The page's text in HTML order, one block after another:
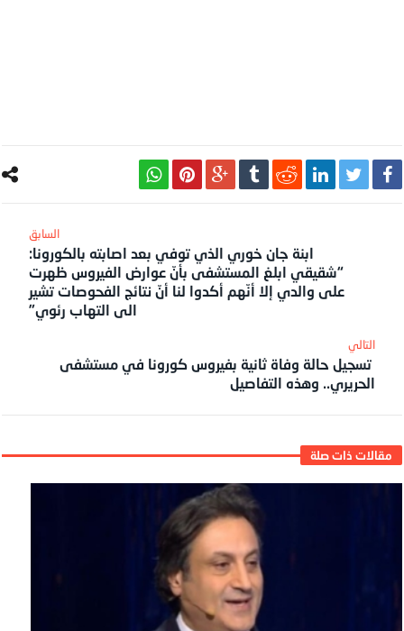
ابنة جان خوري الذي توفي بعد اصابته بالكورونا:
“شقيقي ابلغ المستشفى بأنّ عوارض الفيروس ظهرت
على والدي إلا أنّهم أكدوا لنا أنّ نتائج الفحوصات تشير
الى التهاب رئوي”
‎التالي
تسجيل حالة وفاة ثانية بفيروس كورونا في مستشفى
الحريري.. وهذه التفاصيل